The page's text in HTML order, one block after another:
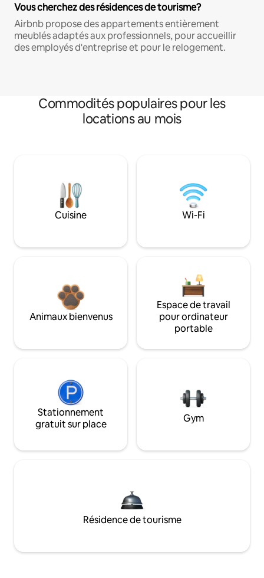
Vous cherchez des résidences de tourisme?
Airbnb propose des appartements entièrement
meublés adaptés aux professionnels, pour accueillir
des employés d'entreprise et pour le relogement.
Commodités populaires pour les
locations au mois
Cuisine Wi-Fi
Animaux bienvenus
Espace de travail
pour ordinateur
portable
Stationnement
gratuit sur place
Gym
Résidence de tourisme